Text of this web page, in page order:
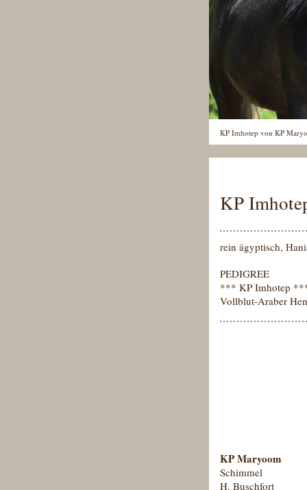
KP Imhotep von KP
KP
rein ägyptisch,
PEDIGREE
*** KP Imhotep
Vollblut-Araber
KP Maryoom
Schimmel
H. Buschfort